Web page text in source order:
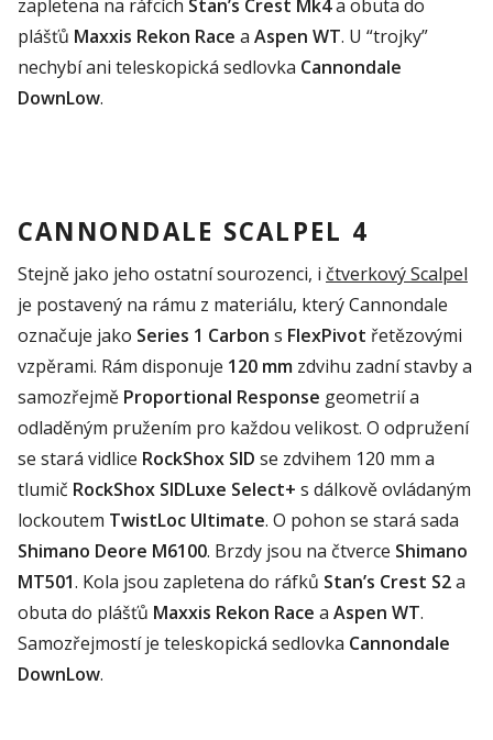
zapletena na ráfcích Stan’s Crest M k4a obuta do
plášťů Maxxis Rekon Race a Aspen WT. U “trojky”
nechybí ani teleskopická sedlovka Cannondale
DownLow.
CANNONDALE SCALPEL 4
Stejně jako jeho ostatní sourozenci, i čtverkovýScalpel
je postavený na rámu z materiálu, kterýCannondale
označuje jako Series 1 Carbon s FlexPivot řetězovými
vzpěrami. Rám disponuje 120 mm zdvihu zadní stavby a
samozřejmě Proportional Response geometrií a
odladěným pružením pro každou velikost. O odpružení
se stará vidlice RockShox SID se zdvihem 120 mm a
tlumič RockShox SIDLuxe Select+ s dálkově ovládaným
lockoutem TwistLoc Ultimate. O pohon se stará sada
Shimano Deore M6100. Brzdy jsou na čtverce Shimano
MT501. Kola jsou zapletena do ráfků Stan’s Crest S2a
obuta do plášťů Maxxis Rekon Race a Aspen WT.
Samozřejmostí je teleskopická sedlovka Cannondale
DownLow.